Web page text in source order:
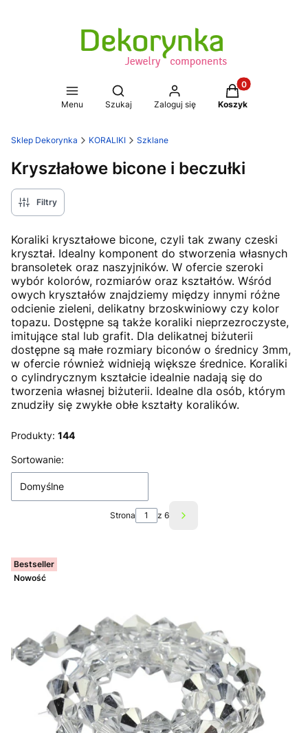
Menu
Otwórz wyszukiwarkę
Szukaj Zaloguj się
Produkty w
Koszyk
Sklep Dekorynka KORALIKI Szklane
Kryszłałowe bicone i beczułki
Filtry
Koraliki kryształowe bicone, czyli tak zwany czeski
kryształ. Idealny komponent do stworzenia własnych
bransoletek oraz naszyjników. W ofercie szeroki
wybór kolorów, rozmiarów oraz kształtów. Wśród
owych kryształów znajdziemy między innymi różne
odcienie zieleni, delikatny brzoskwiniowy czy kolor
topazu. Dostępne są także koraliki nieprzezroczyste,
imitujące stal lub grafit. Dla delikatnej biżuterii
dostępne są małe rozmiary biconów o średnicy 3mm,
w ofercie również widnieją większe średnice. Koraliki
o cylindrycznym kształcie idealnie nadają się do
tworzenia własnej biżuterii. Idealne dla osób, którym
znudziły się zwykłe obłe kształty koralików.
Produkty: 144
Lista produktów
Sortowanie:
Domyślne
Strona z 6 Następne produkty
Bestseller
Nowość